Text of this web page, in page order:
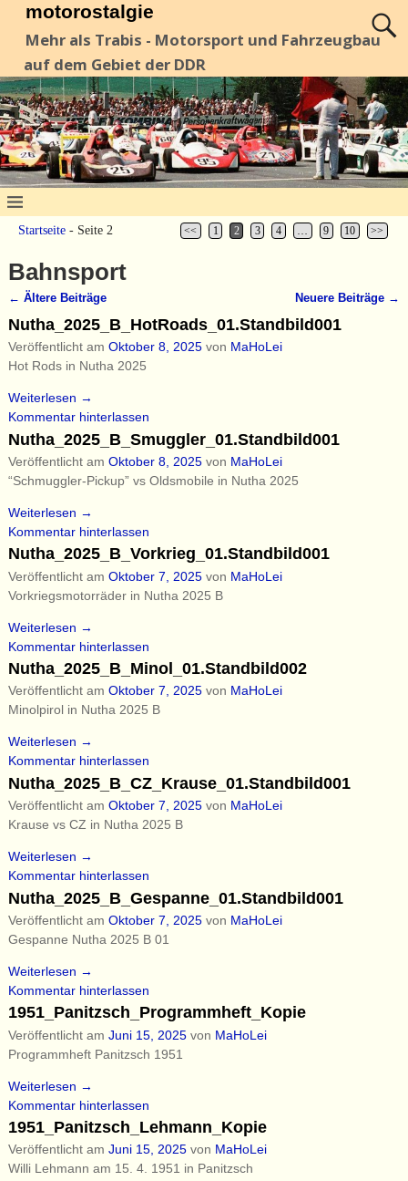
motorostalgie
Mehr als Trabis - Motorsport und Fahrzeugbau
auf dem Gebiet der DDR
Startseite - Seite 2 << 1 2 3 4 … 9 10 >>
Bahnsport
Artikelnavigation
← Ältere Beiträge Neuere Beiträge →
Nutha_2025_B_HotRoads_01.Standbild001
Veröffentlicht am Oktober 8, 2025 von MaHoLei
Hot Rods in Nutha 2025
Weiterlesen →
Kommentar hinterlassen
Nutha_2025_B_Smuggler_01.Standbild001
Veröffentlicht am Oktober 8, 2025 von MaHoLei
“Schmuggler-Pickup” vs Oldsmobile in Nutha 2025
Weiterlesen →
Kommentar hinterlassen
Nutha_2025_B_Vorkrieg_01.Standbild001
Veröffentlicht am Oktober 7, 2025 von MaHoLei
Vorkriegsmotorräder in Nutha 2025 B
Weiterlesen →
Kommentar hinterlassen
Nutha_2025_B_Minol_01.Standbild002
Veröffentlicht am Oktober 7, 2025 von MaHoLei
Minolpirol in Nutha 2025 B
Weiterlesen →
Kommentar hinterlassen
Nutha_2025_B_CZ_Krause_01.Standbild001
Veröffentlicht am Oktober 7, 2025 von MaHoLei
Krause vs CZ in Nutha 2025 B
Weiterlesen →
Kommentar hinterlassen
Nutha_2025_B_Gespanne_01.Standbild001
Veröffentlicht am Oktober 7, 2025 von MaHoLei
Gespanne Nutha 2025 B 01
Weiterlesen →
Kommentar hinterlassen
1951_Panitzsch_Programmheft_Kopie
Veröffentlicht am Juni 15, 2025 von MaHoLei
Programmheft Panitzsch 1951
Weiterlesen →
Kommentar hinterlassen
1951_Panitzsch_Lehmann_Kopie
Veröffentlicht am Juni 15, 2025 von MaHoLei
Willi Lehmann am 15. 4. 1951 in Panitzsch